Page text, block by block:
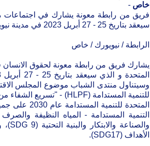
خاص -
فريق من رابطة معونة يشارك في اجتماعات
سيعقد بتاريخ 25 - 27 أبريل 2023 في مدينة نيويورك.
الرابطة / نيويورك / خاص
يشارك فريق من رابطة معونة لحقوق الانسان
المتحدة
الأهداف (SDG17).